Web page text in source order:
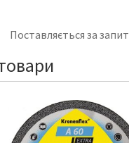
Поставляється за